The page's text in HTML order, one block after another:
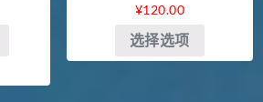
¥120.00
选择选项